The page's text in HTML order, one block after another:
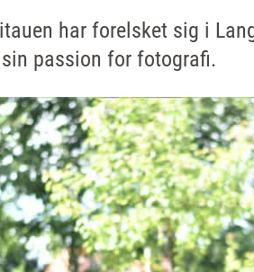
har forelsket sig i
passion for fotografi.